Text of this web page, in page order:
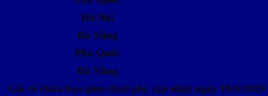
Hà Nội
Đà Nẵng
Phú Quốc
Đà Nẵng
Giá vé chưa bao gồm thuế phí, cập nhật ngày 19/6/2026